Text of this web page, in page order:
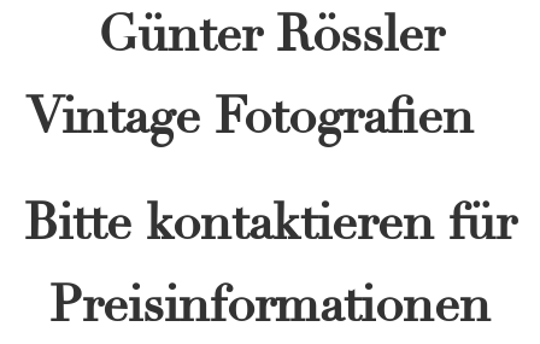
Günter Rössler
Vintage Fotografien –
Bitte kontaktieren für
Preisinformationen